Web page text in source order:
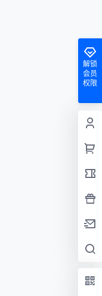
解锁
会员
权限